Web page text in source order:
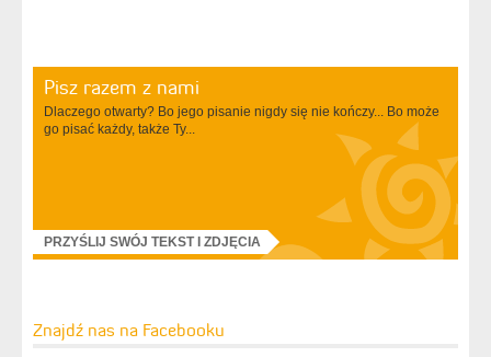
Pisz razem z nami
Dlaczego otwarty? Bo jego pisanie nigdy się nie kończy... Bo może
go pisać każdy, także Ty...
PRZYŚLIJ SWÓJ TEKST I ZDJĘCIA
Znajdź nas na Facebooku